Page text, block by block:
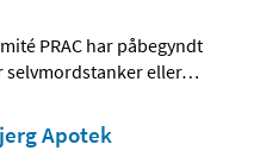
PRAC har påbegyndt
selvmordstanker eller…
Apotek